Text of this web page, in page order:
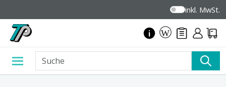
inkl. MwSt.